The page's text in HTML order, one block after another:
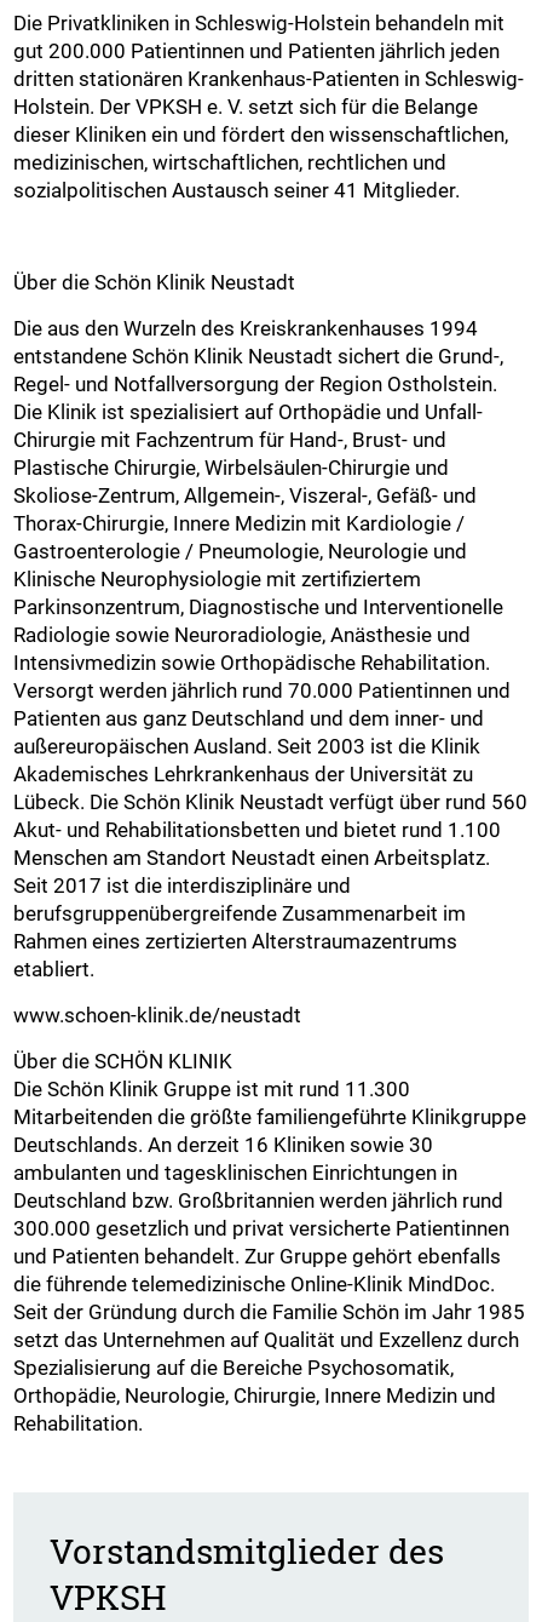
Die Privatkliniken in Schleswig-Holstein behandeln mit
gut 200.000 Patientinnen und Patienten jährlich jeden
dritten stationären Krankenhaus-Patienten in Schleswig-
Holstein. Der VPKSH e. V. setzt sich für die Belange
dieser Kliniken ein und fördert den wissenschaftlichen,
medizinischen, wirtschaftlichen, rechtlichen und
sozialpolitischen Austausch seiner 41 Mitglieder.
Über die Schön Klinik Neustadt
Die aus den Wurzeln des Kreiskrankenhauses 1994
entstandene Schön Klinik Neustadt sichert die Grund-,
Regel- und Notfallversorgung der Region Ostholstein.
Die Klinik ist spezialisiert auf Orthopädie und Unfall-
Chirurgie mit Fachzentrum für Hand-, Brust- und
Plastische Chirurgie, Wirbelsäulen-Chirurgie und
Skoliose-Zentrum, Allgemein-, Viszeral-, Gefäß- und
Thorax-Chirurgie, Innere Medizin mit Kardiologie /
Gastroenterologie / Pneumologie, Neurologie und
Klinische Neurophysiologie mit zertifiziertem
Parkinsonzentrum, Diagnostische und Interventionelle
Radiologie sowie Neuroradiologie, Anästhesie und
Intensivmedizin sowie Orthopädische Rehabilitation.
Versorgt werden jährlich rund 70.000 Patientinnen und
Patienten aus ganz Deutschland und dem inner- und
außereuropäischen Ausland. Seit 2003 ist die Klinik
Akademisches Lehrkrankenhaus der Universität zu
Lübeck. Die Schön Klinik Neustadt verfügt über rund 560
Akut- und Rehabilitationsbetten und bietet rund 1.100
Menschen am Standort Neustadt einen Arbeitsplatz.
Seit 2017 ist die interdisziplinäre und
berufsgruppenübergreifende Zusammenarbeit im
Rahmen eines zertizierten Alterstraumazentrums
etabliert.
www.schoen-klinik.de/neustadt
Über die SCHÖN KLINIK
Die Schön Klinik Gruppe ist mit rund 11.300
Mitarbeitenden die größte familiengeführte Klinikgruppe
Deutschlands. An derzeit 16 Kliniken sowie 30
ambulanten und tagesklinischen Einrichtungen in
Deutschland bzw. Großbritannien werden jährlich rund
300.000 gesetzlich und privat versicherte Patientinnen
und Patienten behandelt. Zur Gruppe gehört ebenfalls
die führende telemedizinische Online-Klinik MindDoc.
Seit der Gründung durch die Familie Schön im Jahr 1985
setzt das Unternehmen auf Qualität und Exzellenz durch
Spezialisierung auf die Bereiche Psychosomatik,
Orthopädie, Neurologie, Chirurgie, Innere Medizin und
Rehabilitation.
Vorstandsmitglieder des
VPKSH